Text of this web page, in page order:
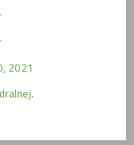
2021